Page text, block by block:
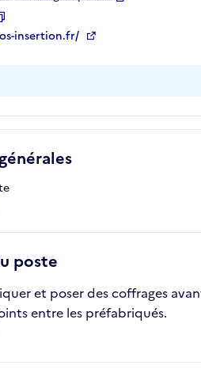
poste
et poser des coffrages
entre les préfabriqués.
Copierinsertion.fr/